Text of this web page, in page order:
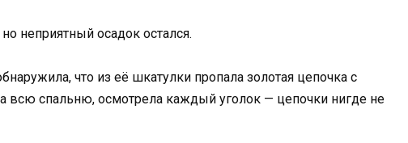
неприятный осадок остался.
что из её шкатулки пропала золотая цепочка с
всю спальню, осмотрела каждый уголок — цепочки нигде не